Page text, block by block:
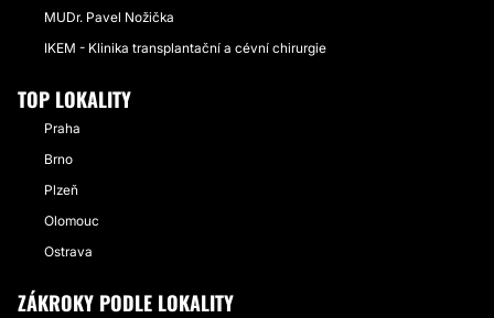
MUDr. Pavel Nožička
IKEM - Klinika transplantační a cévní chirurgie
TOP LOKALITY
Praha
Brno
Plzeň
Olomouc
Ostrava
ZÁKROKY PODLE LOKALITY